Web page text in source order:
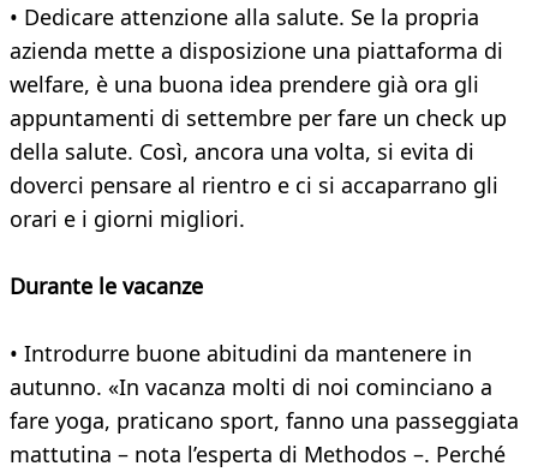
• Dedicare attenzione alla salute. Se la propria
azienda mette a disposizione una piattaforma di
welfare, è una buona idea prendere già ora gli
appuntamenti di settembre per fare un check up
della salute. Così, ancora una volta, si evita di
doverci pensare al rientro e ci si accaparrano gli
orari e i giorni migliori.
Durante le vacanze
• Introdurre buone abitudini da mantenere in
autunno. «In vacanza molti di noi cominciano a
fare yoga, praticano sport, fanno una passeggiata
mattutina – nota l’esperta di Methodos –. Perché